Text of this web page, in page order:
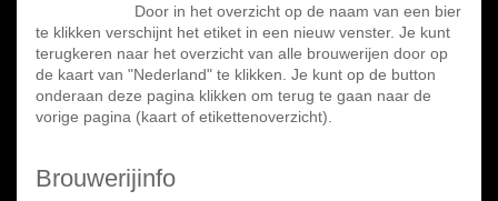
Door in het overzicht op de naam van een bier
te klikken verschijnt het etiket in een nieuw venster. Je kunt
terugkeren naar het overzicht van alle brouwerijen door op
de kaart van "Nederland" te klikken. Je kunt op de button
onderaan deze pagina klikken om terug te gaan naar de
vorige pagina (kaart of etikettenoverzicht).
Brouwerijinfo